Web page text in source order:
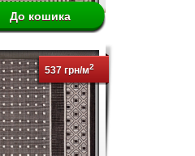
537 грн/м2